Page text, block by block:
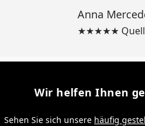
Anna
★★★★★
Wir helfen Ihnen
Sehen Sie sich unsere häufig